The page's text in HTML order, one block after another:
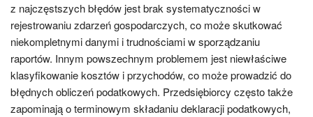
z najczęstszych błędów jest brak systematyczności w
rejestrowaniu zdarzeń gospodarczych, co może skutkować
niekompletnymi danymi i trudnościami w sporządzaniu
raportów. Innym powszechnym problemem jest niewłaściwe
klasyfikowanie kosztów i przychodów, co może prowadzić do
błędnych obliczeń podatkowych. Przedsiębiorcy często także
zapominają o terminowym składaniu deklaracji podatkowych,